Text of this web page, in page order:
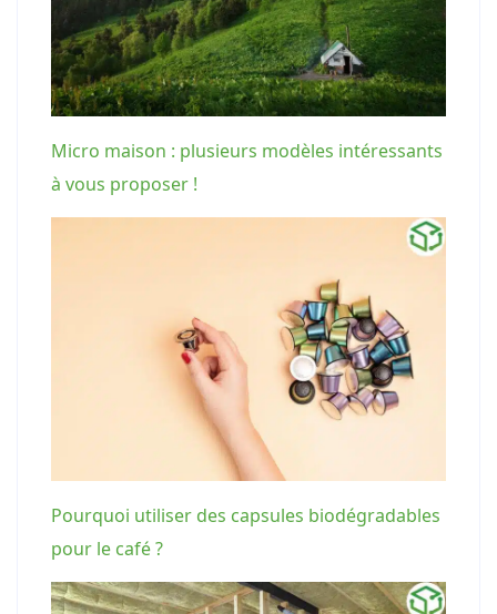
Micro maison : plusieurs modèles intéressants
à vous proposer !
Pourquoi utiliser des capsules biodégradables
pour le café ?